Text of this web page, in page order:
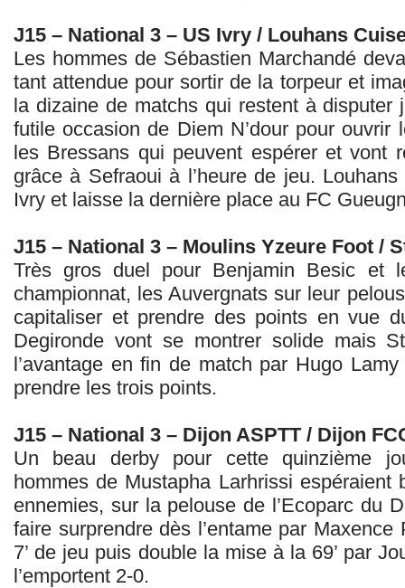
J15 – National 3 – US Ivry / Louhans
Les hommes de Sébastien Marchandé
tant attendue pour sortir de la torpeur et
la dizaine de matchs qui restent à disputer
futile occasion de Diem N’dour pour
les Bressans qui peuvent espérer et vont
grâce à Sefraoui à l’heure de jeu.
Ivry et laisse la dernière place au FC
J15 – National 3 – Moulins Yzeure Foot /
Très gros duel pour Benjamin Besic et
championnat, les Auvergnats sur leur
capitaliser et prendre des points en vue
Degironde vont se montrer solide mais
l’avantage en fin de match par Hugo
prendre les trois points.
J15 – National 3 – Dijon ASPTT / Dijon
Un beau derby pour cette quinzième
hommes de Mustapha Larhrissi espéraient
ennemies, sur la pelouse de l’Ecoparc du
faire surprendre dès l’entame par
7’ de jeu puis double la mise à la 69’ par
l’emportent 2-0.